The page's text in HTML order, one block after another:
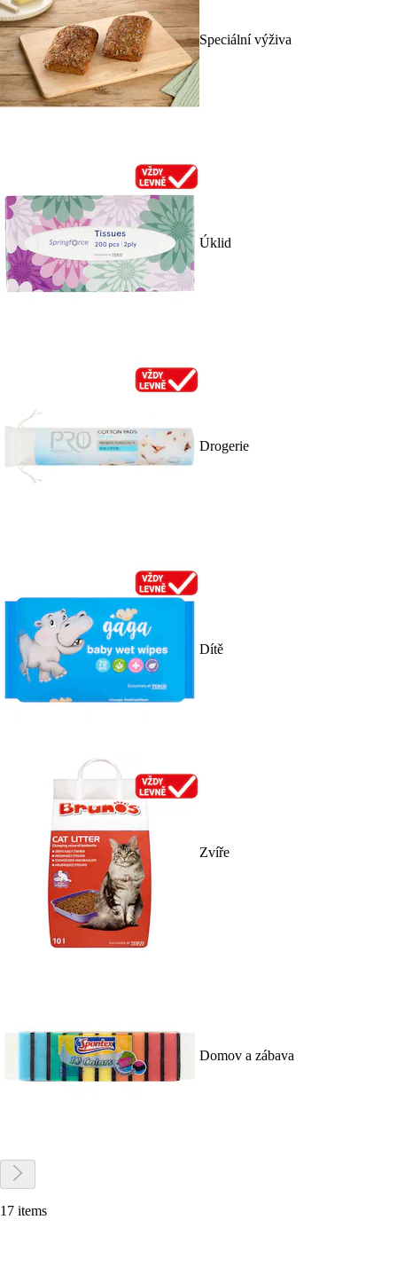
Speciální výživa
Úklid
Drogerie
Dítě
Zvíře
Domov a zábava
17 items